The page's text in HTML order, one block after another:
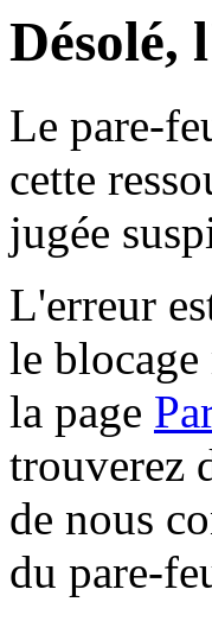
Désolé,
Le pare-
cette
jugée
L'erreur
le
la page
trouverez
de nous
du pare-